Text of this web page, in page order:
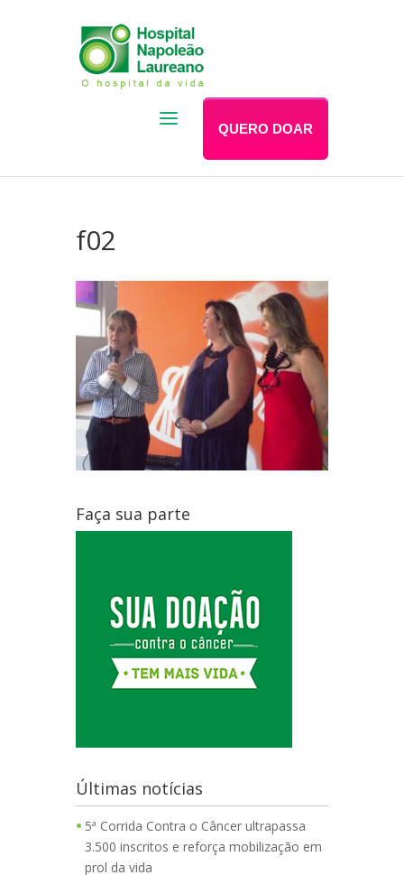
QUERO DOAR
f02
Faça sua parte
Últimas notícias
5ª Corrida Contra o Câncer ultrapassa
3.500 inscritos e reforça mobilização em
prol da vida